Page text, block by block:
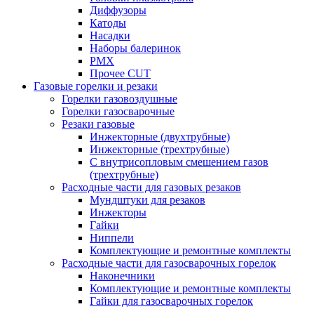
Диффузоры
Катоды
Насадки
Наборы балеринок
PMX
Прочее CUT
Газовые горелки и резаки
Горелки газовоздушные
Горелки газосварочные
Резаки газовые
Инжекторные (двухтрубные)
Инжекторные (трехтрубные)
С внутрисопловым смешением газов
(трехтрубные)
Расходные части для газовых резаков
Мундштуки для резаков
Инжекторы
Гайки
Ниппели
Комплектующие и ремонтные комплекты
Расходные части для газосварочных горелок
Наконечники
Комплектующие и ремонтные комплекты
Гайки для газосварочных горелок